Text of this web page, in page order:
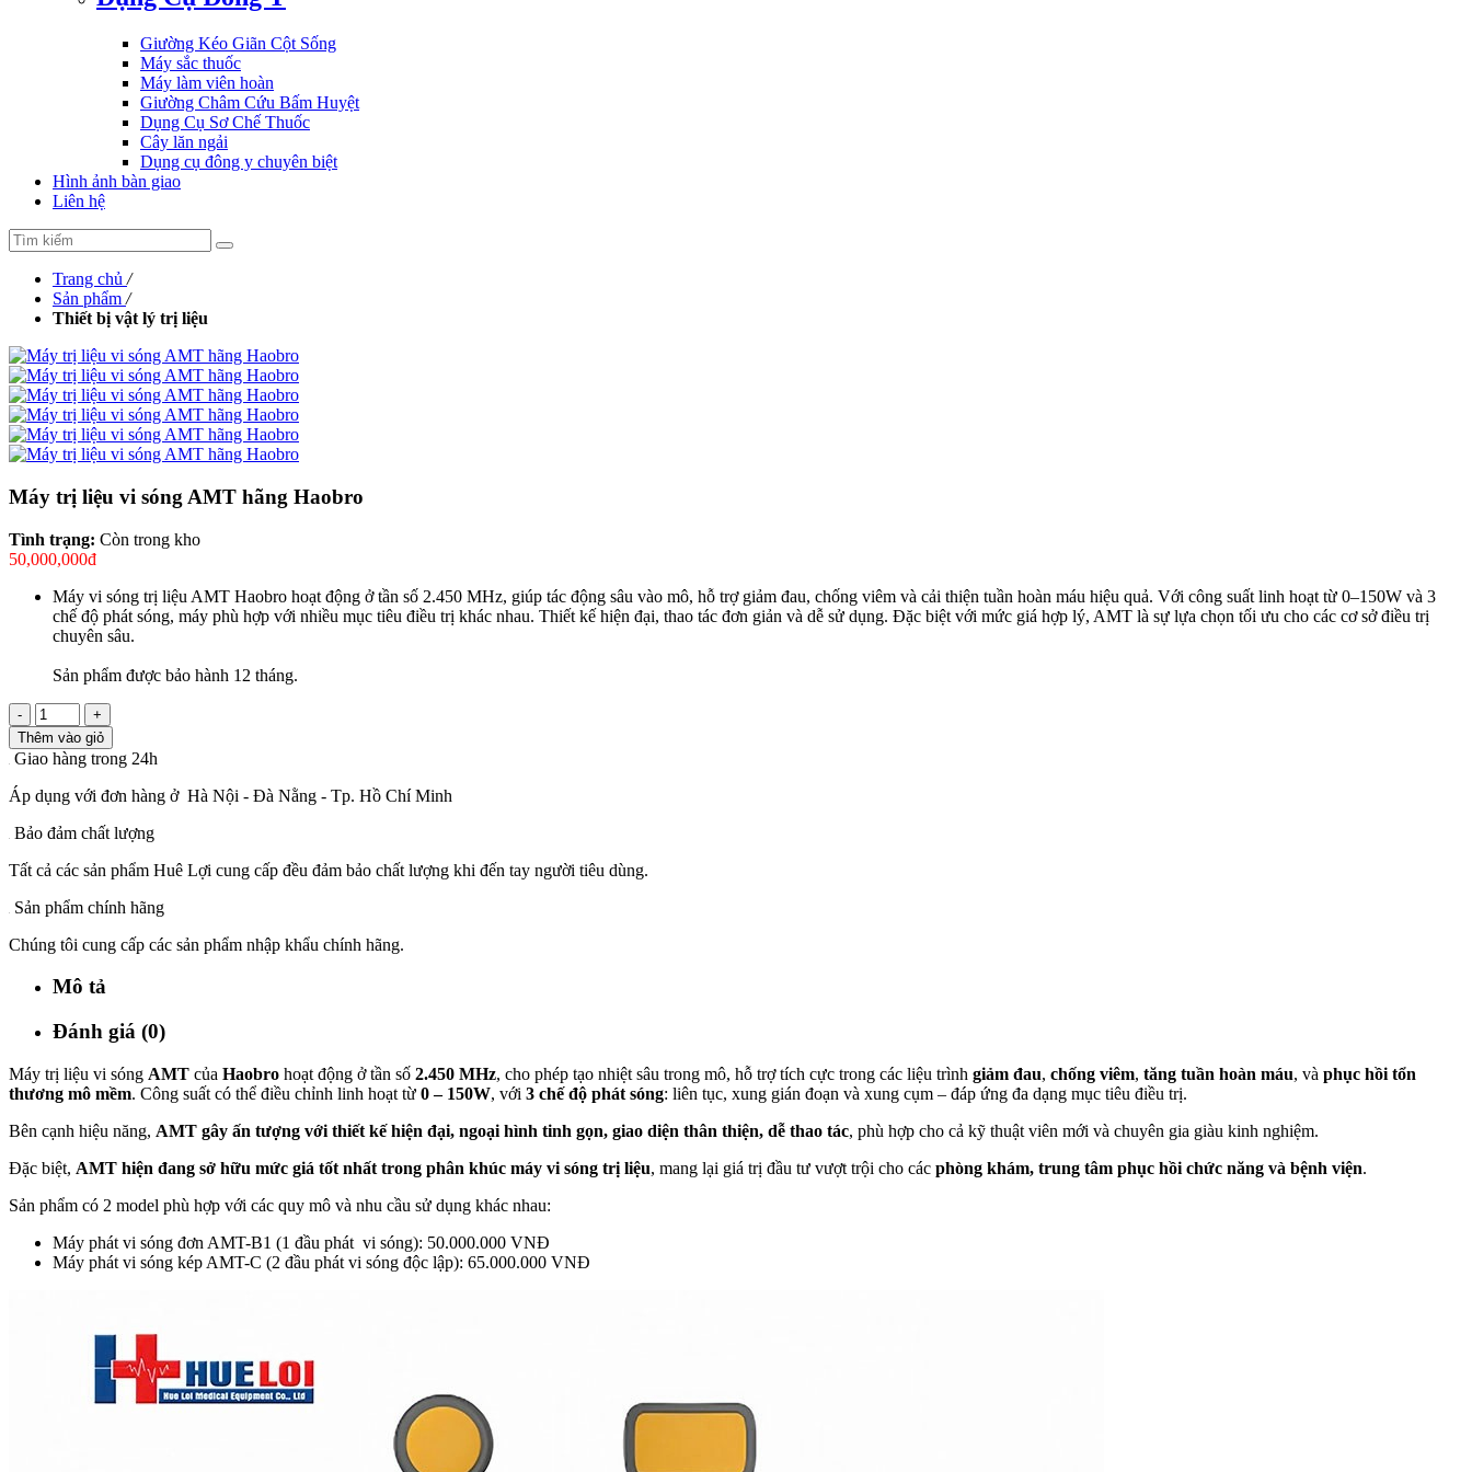
Giường Kéo Giãn Cột Sống
Máy sắc thuốc
Máy làm viên hoàn
Giường Châm Cứu Bấm Huyệt
Dụng Cụ Sơ Chế Thuốc
Cây lăn ngải
Dụng cụ đông y chuyên biệt
Hình ảnh bàn giao
Liên hệ
Trang chủ /
Sản phẩm /
Thiết bị vật lý trị liệu
Máy trị liệu vi sóng AMT hãng Haobro
Tình trạng: Còn trong kho
50,000,000đ
Máy vi sóng trị liệu AMT Haobro hoạt động ở tần số 2.450 MHz, giúp tác động sâu vào mô, hỗ trợ giảm đau, chống viêm và cải thiện tuần hoàn máu hiệu quả. Với công suất linh hoạt từ 0–150W và 3
chế độ phát sóng, máy phù hợp với nhiều mục tiêu điều trị khác nhau. Thiết kế hiện đại, thao tác đơn giản và dễ sử dụng. Đặc biệt với mức giá hợp lý, AMT là sự lựa chọn tối ưu cho các cơ sở điều trị
chuyên sâu.
Sản phẩm được bảo hành 12 tháng.
-
+
Thêm vào giỏ
Giao hàng trong 24h
Áp dụng với đơn hàng ở Hà Nội - Đà Nằng - Tp. Hồ Chí Minh
Bảo đảm chất lượng
Tất cả các sản phẩm Huê Lợi cung cấp đều đảm bảo chất lượng khi đến tay người tiêu dùng.
Sản phẩm chính hãng
Chúng tôi cung cấp các sản phẩm nhập khẩu chính hãng.
Mô tả
Đánh giá (0)
Máy trị liệu vi sóng AMT của Haobro hoạt động ở tần số 2.450 MHz, cho phép tạo nhiệt sâu trong mô, hỗ trợ tích cực trong các liệu trình giảm đau, chống viêm, tăng tuần hoàn máu, và phục hồi tổn
thương mô mềm. Công suất có thể điều chỉnh linh hoạt từ 0 – 150W, với 3 chế độ phát sóng: liên tục, xung gián đoạn và xung cụm – đáp ứng đa dạng mục tiêu điều trị.
Bên cạnh hiệu năng, AMT gây ấn tượng với thiết kế hiện đại, ngoại hình tinh gọn, giao diện thân thiện, dễ thao tác, phù hợp cho cả kỹ thuật viên mới và chuyên gia giàu kinh nghiệm.
Đặc biệt, AMT hiện đang sở hữu mức giá tốt nhất trong phân khúc máy vi sóng trị liệu, mang lại giá trị đầu tư vượt trội cho các phòng khám, trung tâm phục hồi chức năng và bệnh viện.
Sản phẩm có 2 model phù hợp với các quy mô và nhu cầu sử dụng khác nhau:
Máy phát vi sóng đơn AMT-B1 (1 đầu phát vi sóng): 50.000.000 VNĐ
Máy phát vi sóng kép AMT-C (2 đầu phát vi sóng độc lập): 65.000.000 VNĐ